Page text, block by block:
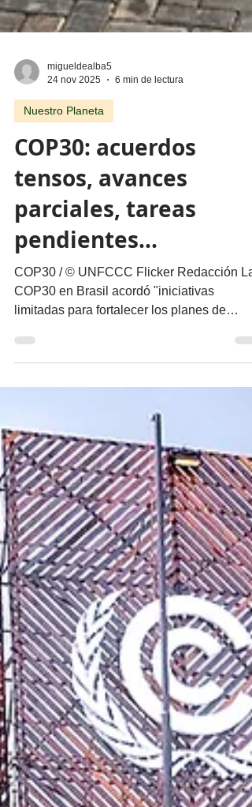
migueldealba5
Nuestro Planeta
COP30: acuerdos
tensos, avances
parciales, tareas
pendientes...
COP30 / © UNFCCC Flicker Redacción La
COP30 en Brasil acordó "iniciativas
quedó corta en la transición global hacia el
abandono de los combustibles fósiles
(petróleo, gas y carbón). Además del
"paquete político de Belém" final, la
presidencia brasileña ofreció de último
momento crear "hojas de ruta" para la
transición hacia el abandono de los
combustibles f